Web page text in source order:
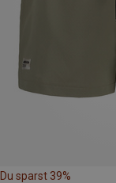
Du sparst 39%